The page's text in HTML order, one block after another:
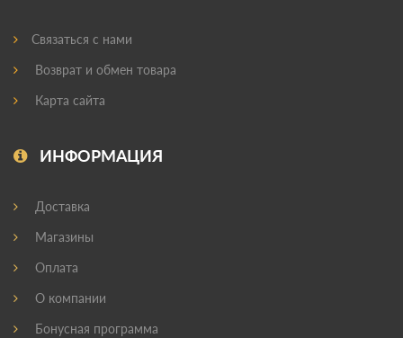
Связаться с нами
Возврат и обмен товара
Карта сайта
ИНФОРМАЦИЯ
Доставка
Магазины
Оплата
О компании
Бонусная программа